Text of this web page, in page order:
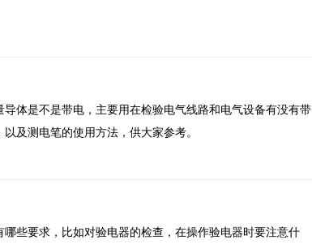
体是不是带电，主要用在检验电气线路和电气设备有没有带
及测电笔的使用方法，供大家参考。
些要求，比如对验电器的检查，在操作验电器时要注意什